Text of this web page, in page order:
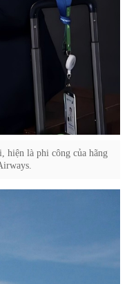
hiện là phi công của hãng